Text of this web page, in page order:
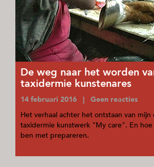
De weg naar het worden
taxidermie kunstenares
14 februari 2016 | Geen reacties
Het verhaal achter het ontstaan van mijn
taxidermie kunstwerk "My care". En
ben met prepareren.